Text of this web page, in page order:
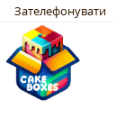
Зателефонувати